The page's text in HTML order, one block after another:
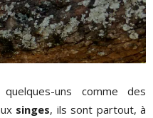
quelques-uns comme des
singes, ils sont partout, à